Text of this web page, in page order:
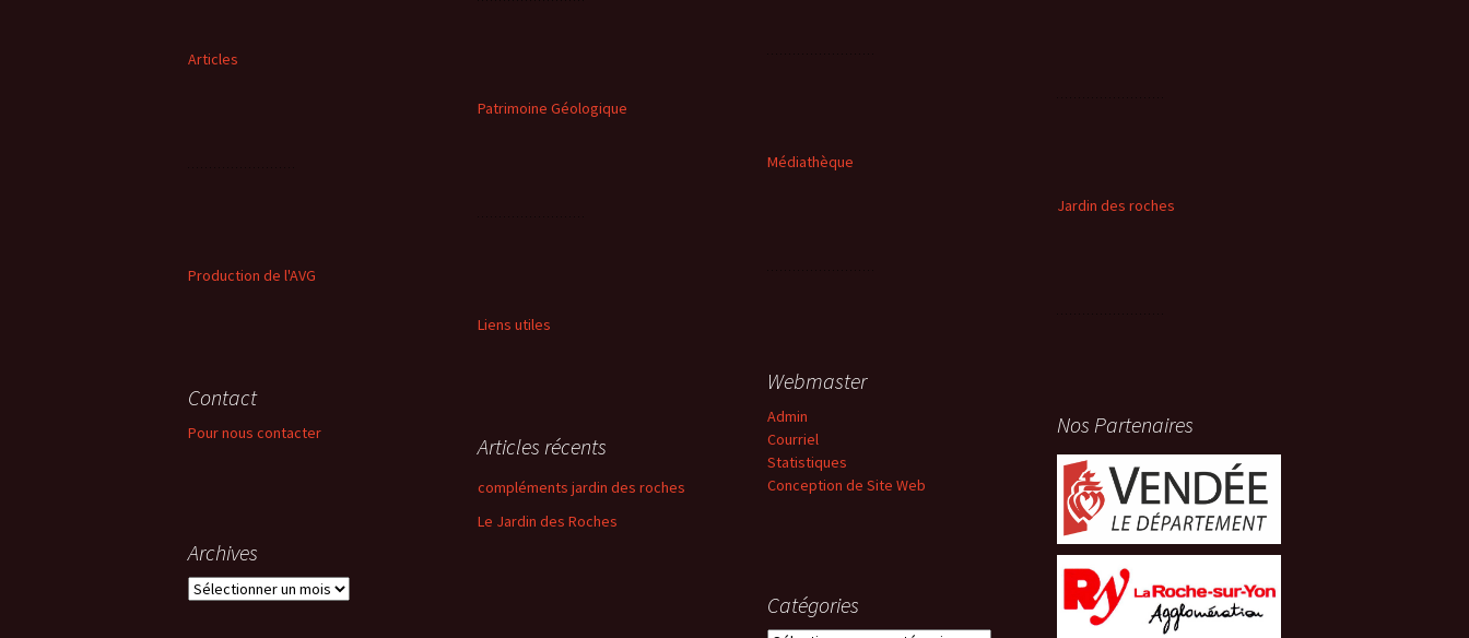
Articles
Patrimoine Géologique
Médiathèque
Jardin des roches
Production de l'AVG
Liens utiles
Webmaster
Admin
Courriel
Statistiques
Conception de Site Web
Contact
Pour nous contacter
Nos Partenaires
Articles récents
compléments jardin des roches
Le Jardin des Roches
Archives
Archives
Catégories